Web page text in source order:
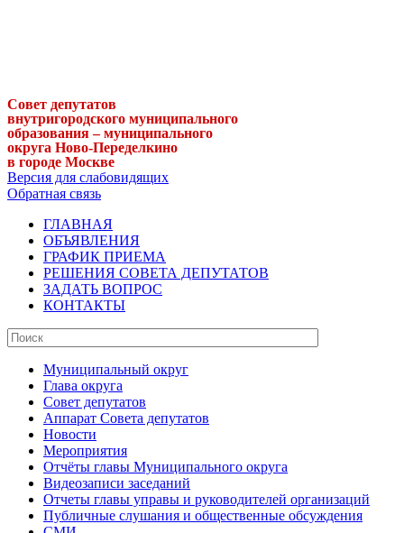
Совет депутатов
внутригородского муниципального
образования – муниципального
округа Ново-Переделкино
в городе Москве
Версия для слабовидящих
Обратная связь
ГЛАВНАЯ
ОБЪЯВЛЕНИЯ
ГРАФИК ПРИЕМА
РЕШЕНИЯ СОВЕТА ДЕПУТАТОВ
ЗАДАТЬ ВОПРОС
КОНТАКТЫ
Муниципальный округ
Глава округа
Совет депутатов
Аппарат Совета депутатов
Новости
Мероприятия
Отчёты главы Муниципального округа
Видеозаписи заседаний
Отчеты главы управы и руководителей организаций
Публичные слушания и общественные обсуждения